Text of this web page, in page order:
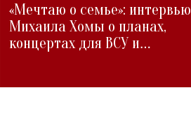
«Мечтаю о семье»: интервью
Михаила Хомы о планах,
концертах для ВСУ и